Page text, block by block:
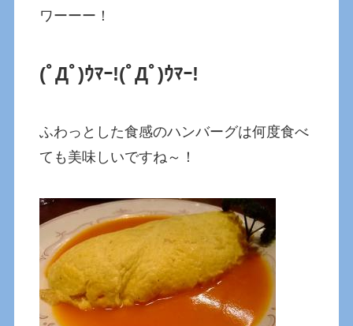
ワーーー！
(ﾟДﾟ)ｳﾏｰ!(ﾟДﾟ)ｳﾏｰ!
ふわっとした食感のハンバーグは何度食べ
ても美味しいですね～！